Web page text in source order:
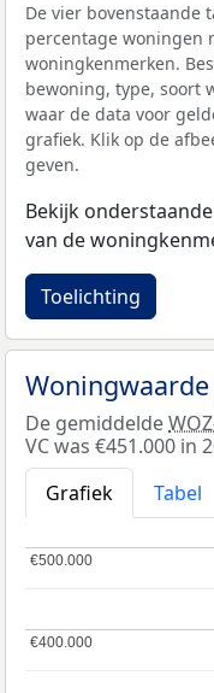
De vier bovenstaande
percentage woningen
woningkenmerken.
bewoning, type, soort
waar de data voor
grafiek. Klik op de
geven.
Bekijk
van de
Toelichting
De gemiddelde
VC was €451.000 in
Grafiek
Tabel
€400.000
€400.000
€500.000
€500.000